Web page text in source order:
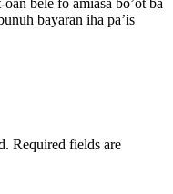
bele fo amiasa bo’ot ba
bayaran iha pa’is
Required fields are